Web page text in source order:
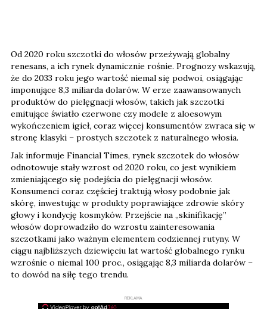
Od 2020 roku szczotki do włosów przeżywają globalny
renesans, a ich rynek dynamicznie rośnie. Prognozy wskazują,
że do 2033 roku jego wartość niemal się podwoi, osiągając
imponujące 8,3 miliarda dolarów. W erze zaawansowanych
produktów do pielęgnacji włosów, takich jak szczotki
emitujące światło czerwone czy modele z aloesowym
wykończeniem igieł, coraz więcej konsumentów zwraca się w
stronę klasyki – prostych szczotek z naturalnego włosia.
Jak informuje Financial Times, rynek szczotek do włosów
odnotowuje stały wzrost od 2020 roku, co jest wynikiem
zmieniającego się podejścia do pielęgnacji włosów.
Konsumenci coraz częściej traktują włosy podobnie jak
skórę, inwestując w produkty poprawiające zdrowie skóry
głowy i kondycję kosmyków. Przejście na „skinifikację”
włosów doprowadziło do wzrostu zainteresowania
szczotkami jako ważnym elementem codziennej rutyny. W
ciągu najbliższych dziewięciu lat wartość globalnego rynku
wzrośnie o niemal 100 proc., osiągając 8,3 miliarda dolarów –
to dowód na siłę tego trendu.
REKLAMA